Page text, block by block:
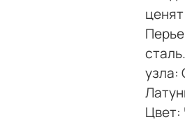
узла:
Цвет: